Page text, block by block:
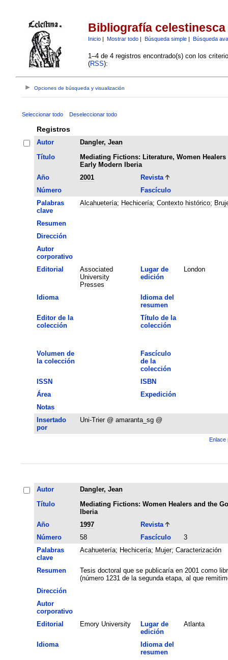
Bibliografía celestinesca
Inicio| Mostrar todo| Búsqueda simple| Búsqueda
1–4 de 4 registros encontrado(s) con los
(RSS):
Opciones de búsqueda y visualización
Seleccionar todo Deseleccionar todo
Registros
Autor
Dangler, Jean
Título
Mediating Fictions: Literature, Women
Early Modern Iberia
Año
2001
Revista
Número
Fascículo
Palabras
clave
Alcahuetería; Hechicería; Contexto histórico;
Resumen
Dirección
Autor
corporativo
Editorial
Associated
University
Presses
Lugar de
edición
London
Idioma
Idioma del
resumen
Editor de la
colección
Título de la
colección
Volumen de
la colección
Fascículo
de la
colección
ISSN
ISBN
Área
Expedición
Notas
Insertado
por
Uni-Trier @ amaranta_sg @
Enlace
Autor
Dangler, Jean
Título
Mediating Fictions: Women Healers and the
Iberia
Año
1997
Revista
Número
58 Fascículo
3
Palabras
clave
Acahuetería; Hechicería; Mujer; Caracterización
Resumen
Tesis doctoral que se publicaría en 2001 como
(número 1231 de la segunda etapa, al que
Dirección
Autor
corporativo
Editorial
Emory University
Lugar de
edición
Atlanta
Idioma
Idioma del
resumen